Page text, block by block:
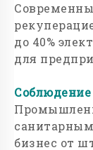
до 40%
для
бизнес от